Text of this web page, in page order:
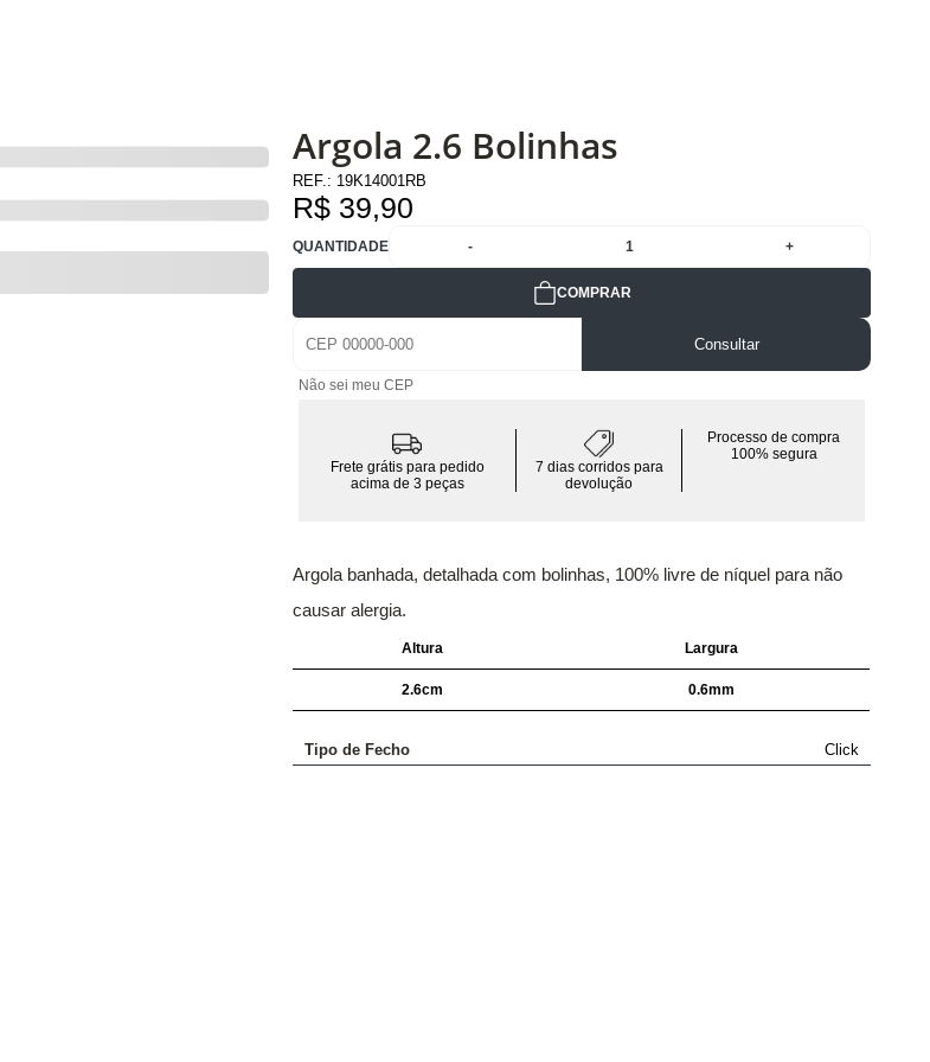
Argola 2.6 Bolinhas
REF.: 19K14001RB
R$ 39,90
QUANTIDADE - 1 +
COMPRAR
Consultar
Não sei meu CEP
Frete grátis para pedido
acima de 3 peças
7 dias corridos para
devolução
Processo de compra
100% segura
Argola banhada, detalhada com bolinhas, 100% livre de níquel para não
causar alergia.
Altura Largura
2.6cm 0.6mm
Tipo de Fecho Click